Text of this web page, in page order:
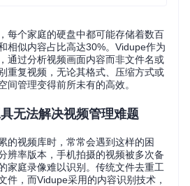
每个家庭的硬盘中都可能存储着数百
相似内容占比高达30%。Vidupe作为
通过分析视频画面内容而非文件名或
重复视频，无论其格式、压缩方式或
间管理变得前所未有的高效。
无法解决视频管理难题
的视频库时，常常会遇到这样的困
辨率版本，手机拍摄的视频被多次备
家庭录像难以识别。传统文件去重工
件，而Vidupe采用的内容识别技术，